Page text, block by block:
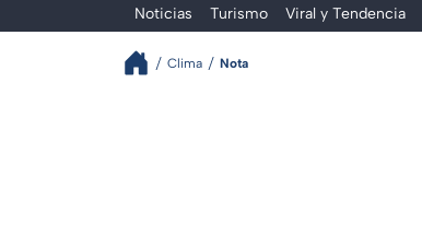
Noticias Turismo Viral y Tendencia
Clima Nota